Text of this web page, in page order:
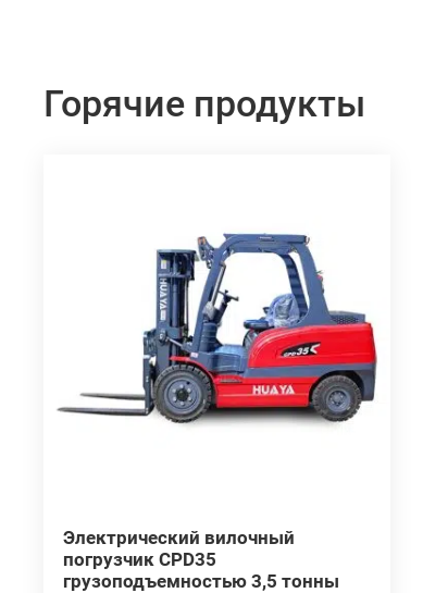
Горячие продукты
Электрический вилочный
погрузчик CPD35
грузоподъемностью 3,5 тонны